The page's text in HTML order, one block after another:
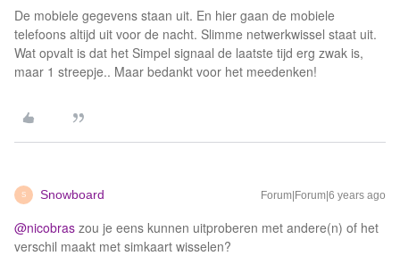
De mobiele gegevens staan uit. En hier gaan de mobiele
telefoons altijd uit voor de nacht. Slimme netwerkwissel staat uit.
Wat opvalt is dat het Simpel signaal de laatste tijd erg zwak is,
maar 1 streepje.. Maar bedankt voor het meedenken!
S Snowboard Forum|Forum|6 years ago
@nicobras zou je eens kunnen uitproberen met andere(n) of het
verschil maakt met simkaart wisselen?